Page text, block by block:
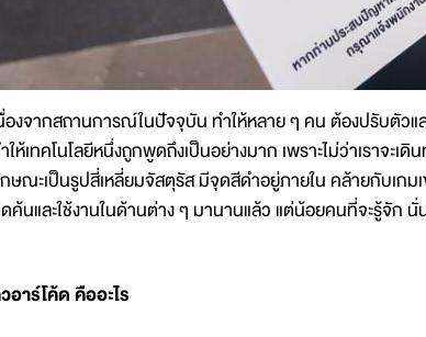
องจากสถานการณ์ในปัจจุบัน ทำให้หลาย ๆ คน ต้องปรับตัวแ
ให้เทคโนโลยีหนึ่งถูกพูดถึงเป็นอย่างมาก เพราะไม่ว่าเราจะ
ษณะเป็นรูปสี่เหลี่ยมจัสตุรัส มีจุดสีดำอยู่ภายใน คล้ายกับเกม
ค้นและใช้งานในด้านต่าง ๆ มานานแล้ว แต่น้อยคนที่จะรู้จัก นั่
อาร์โค้ด คืออะไร